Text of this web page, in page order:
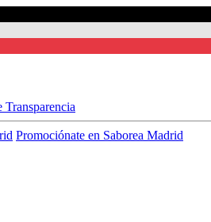
Transparencia
Promociónate en Saborea Madrid